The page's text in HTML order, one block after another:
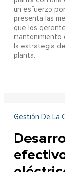
un esfuerzo
presenta las
que los
mantenimiento
la estrategia
planta.
Gestión De La